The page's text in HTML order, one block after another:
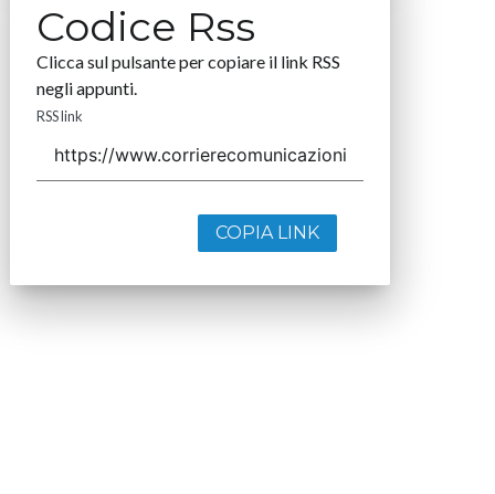
Codice Rss
Clicca sul pulsante per copiare il link RSS
negli appunti.
RSS link
COPIA LINK